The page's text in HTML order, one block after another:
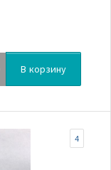
В корзину
4